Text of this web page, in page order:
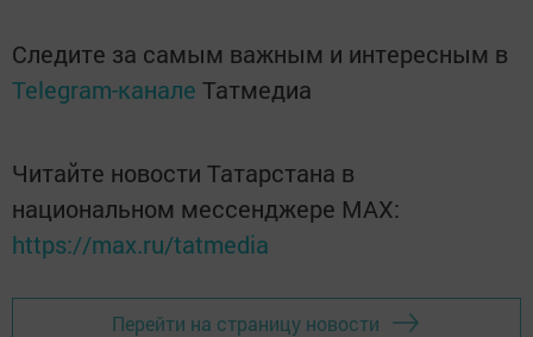
Следите за самым важным и интересным в
Telegram-канале Татмедиа
Читайте новости Татарстана в
национальном мессенджере MАХ:
https://max.ru/tatmedia
Перейти на страницу новости